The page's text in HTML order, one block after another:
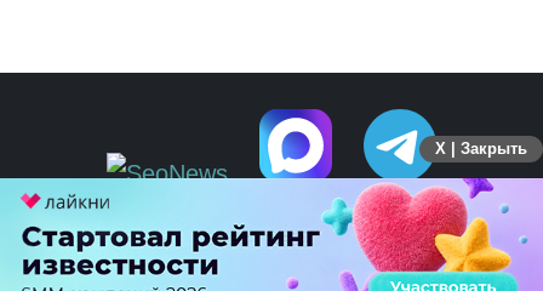
X | Закрыть
ПЕРЕЙТИ НА ПОЛНУЮ ВЕРСИЮ
© SEOnews.ru Все права защищены. 2026